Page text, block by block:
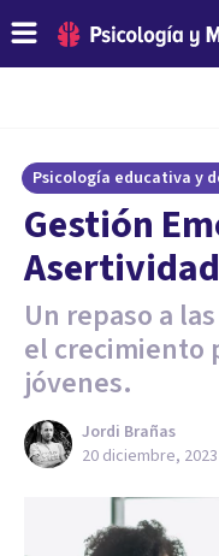
Psicología educativa y
Gestión
Un repaso a
el crecimiento
jóvenes.
Jordi Brañas
20 diciembre, 2023